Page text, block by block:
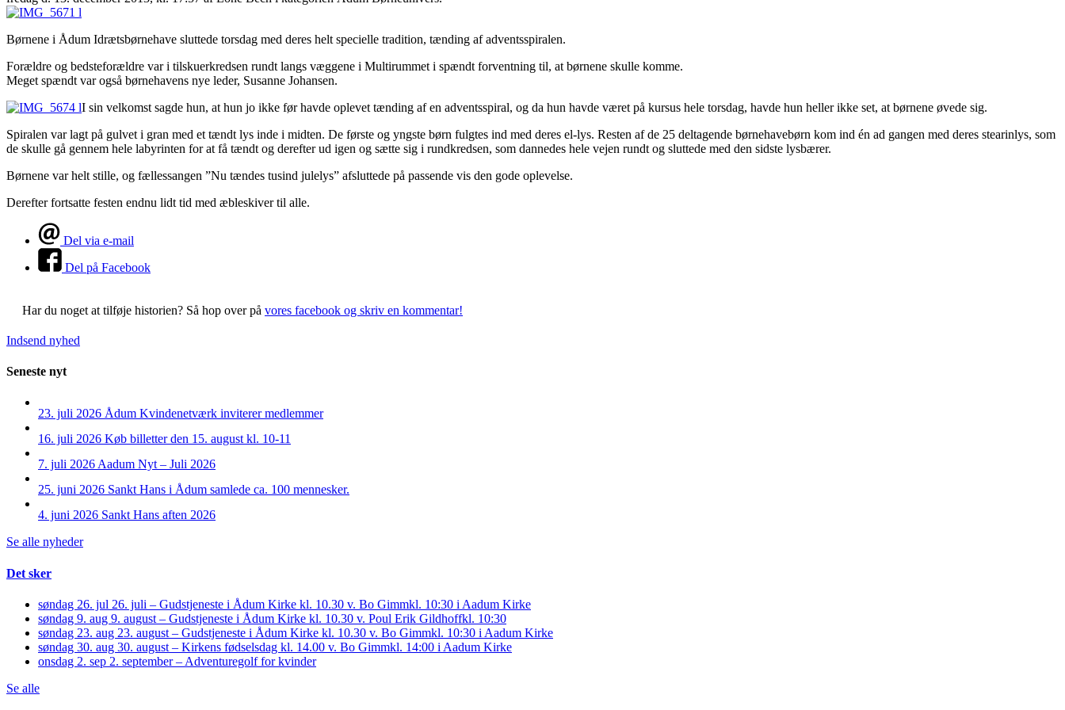
Børnene i Ådum Idrætsbørnehave sluttede torsdag med deres helt specielle tradition, tænding af adventsspiralen.
Forældre og bedsteforældre var i tilskuerkredsen rundt langs væggene i Multirummet i spændt forventning til, at børnene skulle komme.
Meget spændt var også børnehavens nye leder, Susanne Johansen.
I sin velkomst sagde hun, at hun jo ikke før havde oplevet tænding af en adventsspiral, og da hun havde været på kursus hele torsdag, havde hun heller ikke set, at børnene øvede sig.
Spiralen var lagt på gulvet i gran med et tændt lys inde i midten. De første og yngste børn fulgtes ind med deres el-lys. Resten af de 25 deltagende børnehavebørn kom ind én ad gangen med deres stearinlys, som
de skulle gå gennem hele labyrinten for at få tændt og derefter ud igen og sætte sig i rundkredsen, som dannedes hele vejen rundt og sluttede med den sidste lysbærer.
Børnene var helt stille, og fællessangen ”Nu tændes tusind julelys” afsluttede på passende vis den gode oplevelse.
Derefter fortsatte festen endnu lidt tid med æbleskiver til alle.
Del via e-mail
Del på Facebook
Har du noget at tilføje historien? Så hop over på vores facebook og skriv en kommentar!
Indsend nyhed
Seneste nyt
23. juli 2026 Ådum Kvindenetværk inviterer medlemmer
16. juli 2026 Køb billetter den 15. august kl. 10-11
7. juli 2026 Aadum Nyt – Juli 2026
25. juni 2026 Sankt Hans i Ådum samlede ca. 100 mennesker.
4. juni 2026 Sankt Hans aften 2026
Se alle nyheder
Det sker
søndag 26. jul 26. juli – Gudstjeneste i Ådum Kirke kl. 10.30 v. Bo Gimmkl. 10:30 i Aadum Kirke
søndag 9. aug 9. august – Gudstjeneste i Ådum Kirke kl. 10.30 v. Poul Erik Gildhoffkl. 10:30
søndag 23. aug 23. august – Gudstjeneste i Ådum Kirke kl. 10.30 v. Bo Gimmkl. 10:30 i Aadum Kirke
søndag 30. aug 30. august – Kirkens fødselsdag kl. 14.00 v. Bo Gimmkl. 14:00 i Aadum Kirke
onsdag 2. sep 2. september – Adventuregolf for kvinder
Se alle